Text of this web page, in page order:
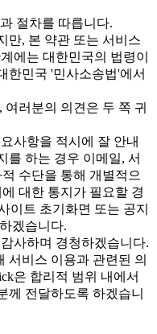
절차를 따릅니다.
만, 본 약관 또는 서비스
에는 대한민국의 법령이
한민국 '민사소송법'에서
러분의 의견은 두 쪽 귀
사항을 적시에 잘 안내
를 하는 경우 이메일, 서
수단을 통해 개별적으
대한 통지가 필요할 경
이트 초기화면 또는 공지
겠습니다.
사하며 경청하겠습니다.
서비스 이용과 관련된 의
은 합리적 범위 내에서
께 전달하도록 하겠습니